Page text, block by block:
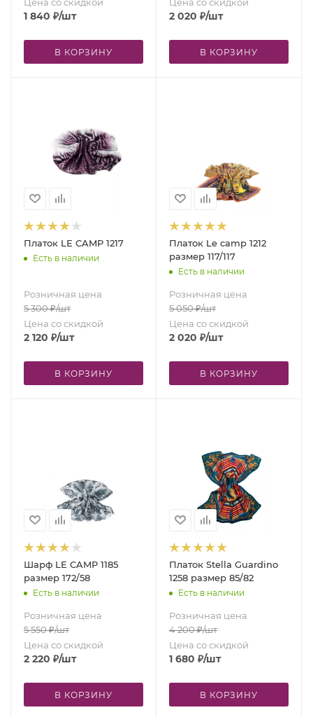
1 840 ₽/шт
В КОРЗИНУ
2 020 ₽/шт
В КОРЗИНУ
Платок LE CAMP 1217
Есть в наличии
Розничная цена
5 300₽/шт
Цена со скидкой
2 120 ₽/шт
В КОРЗИНУ
Платок Le camp 1212
размер 117/117
Есть в наличии
Розничная цена
5 050₽/шт
Цена со скидкой
2 020 ₽/шт
В КОРЗИНУ
Шарф LE CAMP 1185
размер 172/58
Есть в наличии
Розничная цена
5 550₽/шт
Цена со скидкой
2 220 ₽/шт
В КОРЗИНУ
Платок Stella Guardino
1258 размер 85/82
Есть в наличии
Розничная цена
4 200₽/шт
Цена со скидкой
1 680 ₽/шт
В КОРЗИНУ